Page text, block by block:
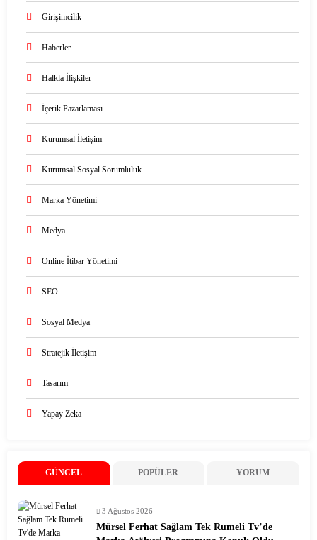
Girişimcilik
Haberler
Halkla İlişkiler
İçerik Pazarlaması
Kurumsal İletişim
Kurumsal Sosyal Sorumluluk
Marka Yönetimi
Medya
Online İtibar Yönetimi
SEO
Sosyal Medya
Stratejik İletişim
Tasarım
Yapay Zeka
GÜNCEL POPÜLER YORUM
3 Ağustos 2026
Mürsel Ferhat Sağlam Tek Rumeli Tv’de